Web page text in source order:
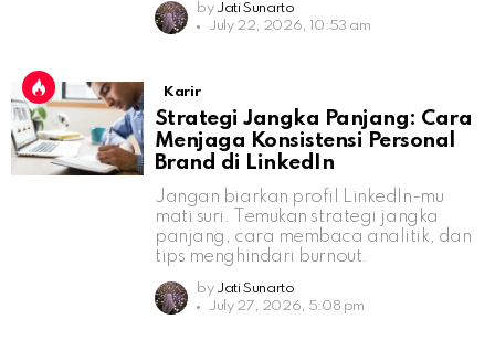
by Jati Sunarto
July 22, 2026, 10:53 am
Karir
Strategi Jangka Panjang: Cara
Menjaga Konsistensi Personal
Brand di LinkedIn
Jangan biarkan profil LinkedIn-mu
mati suri. Temukan strategi jangka
panjang, cara membaca analitik, dan
tips menghindari burnout.
by Jati Sunarto
July 27, 2026, 5:08 pm